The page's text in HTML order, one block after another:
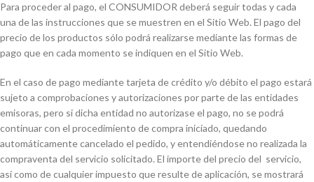
Para proceder al pago, el CONSUMIDOR deberá seguir todas y cada
una de las instrucciones que se muestren en el Sitio Web. El pago del
precio de los productos sólo podrá realizarse mediante las formas de
pago que en cada momento se indiquen en el Sitio Web.
En el caso de pago mediante tarjeta de crédito y/o débito el pago estará
sujeto a comprobaciones y autorizaciones por parte de las entidades
emisoras, pero si dicha entidad no autorizase el pago, no se podrá
continuar con el procedimiento de compra iniciado, quedando
automáticamente cancelado el pedido, y entendiéndose no realizada la
compraventa del servicio solicitado. El importe del precio del servicio,
así como de cualquier impuesto que resulte de aplicación, se mostrará